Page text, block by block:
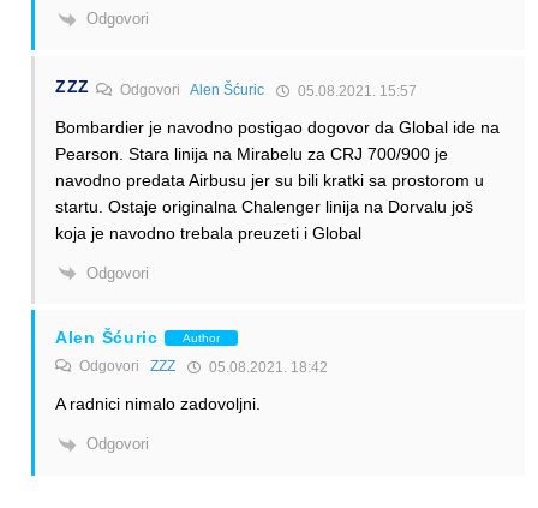
Odgovori
ZZZ OdgovoriAlen Šćuric 05.08.2021. 15:57
Bombardier je navodno postigao dogovor da Global ide na
Pearson. Stara linija na Mirabelu za CRJ 700/900 je
navodno predata Airbusu jer su bili kratki sa prostorom u
startu. Ostaje originalna Chalenger linija na Dorvalu još
koja je navodno trebala preuzeti i Global
Odgovori
Alen Šćuric Author
Odgovori ZZZ 05.08.2021. 18:42
A radnici nimalo zadovoljni.
Odgovori